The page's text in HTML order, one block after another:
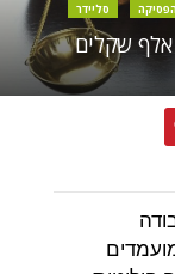
סליידר